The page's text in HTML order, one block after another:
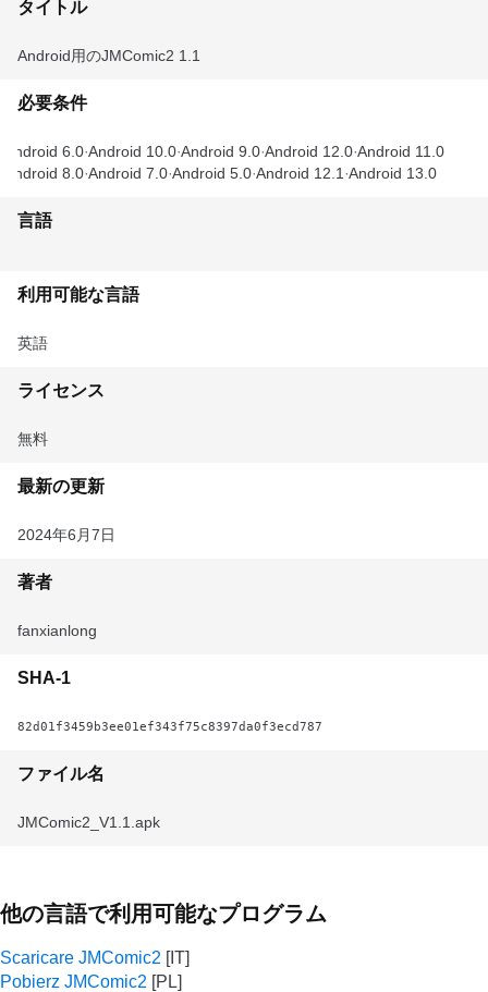
タイトル
Android用のJMComic2 1.1
必要条件
Android 6.0 Android 10.0 Android 9.0 Android 12.0 Android 11.0
Android 8.0 Android 7.0 Android 5.0 Android 12.1 Android 13.0
言語
利用可能な言語
英語
ライセンス
無料
最新の更新
2024年6月7日
著者
fanxianlong
SHA-1
82d01f3459b3ee01ef343f75c8397da0f3ecd787
ファイル名
JMComic2_V1.1.apk
他の言語で利用可能なプログラム
Scaricare JMComic2
Pobierz JMComic2